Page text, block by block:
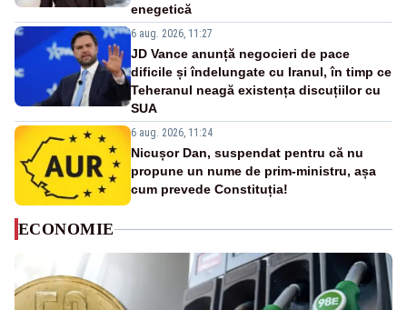
enegetică
6 aug. 2026, 11:27
JD Vance anunță negocieri de pace
dificile și îndelungate cu Iranul, în timp ce
Teheranul neagă existența discuțiilor cu
SUA
6 aug. 2026, 11:24
Nicușor Dan, suspendat pentru că nu
propune un nume de prim-ministru, așa
cum prevede Constituția!
ECONOMIE